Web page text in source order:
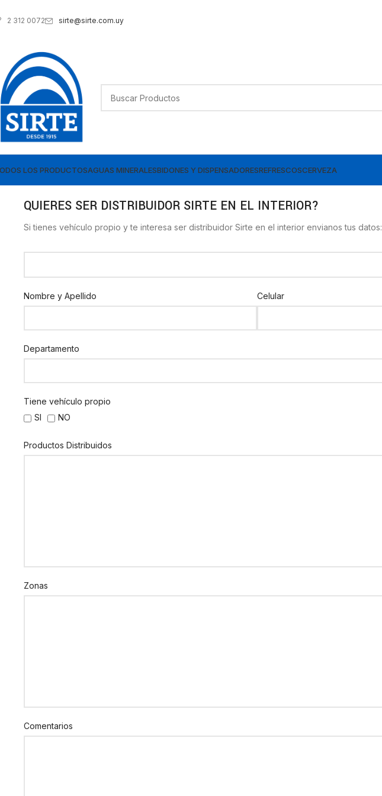
2 312 0072 sirte@sirte.com.uy
LOS PRODUCTOSAGUAS MINERALESBIDONES Y DISPENSADORESREFRESCOSCERVEZA
QUIERES SER DISTRIBUIDOR SIRTE EN EL INTERIOR?
Si tienes vehículo propio y te interesa ser distribuidor Sirte en el interior envianos tus datos:
Nombre y Apellido Celular
Departamento
Tiene vehículo propio
SI
NO
Productos Distribuidos
Zonas
Comentarios